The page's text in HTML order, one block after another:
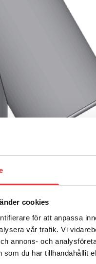
cookies
för att anpassa
vår trafik. Vi
annons- och
som du har tillhandahållit